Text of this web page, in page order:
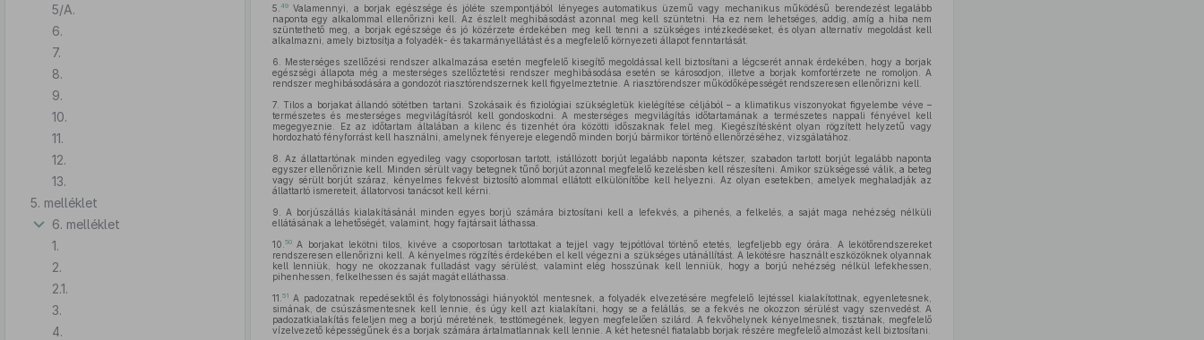
5/A.
6.
7.
8.
9.
10.
11.
12.
13.
5. melléklet
6. melléklet
1.
2.
2.1.
3.
4.
5. 49Valamennyi, a borjak egészsége és jóléte szempontjából lényeges automatikus üzemű vagy mechanikus működésű berendezést legalább
naponta egy alkalommal ellenőrizni kell. Az észlelt meghibásodást azonnal meg kell szüntetni. Ha ez nem lehetséges, addig, amíg a hiba nem
szüntethető meg, a borjak egészsége és jó közérzete érdekében meg kell tenni a szükséges intézkedéseket, és olyan alternatív megoldást kell
alkalmazni, amely biztosítja a folyadék- és takarmányellátást és a megfelelő környezeti állapot fenntartását.
6.
Mesterséges szellőzési rendszer alkalmazása esetén megfelelő kisegítő megoldással kell biztosítani a légcserét annak érdekében, hogy a borjak
egészségi állapota még a mesterséges szellőztetési rendszer meghibásodása esetén se károsodjon, illetve a borjak komfortérzete ne romoljon. A
rendszer meghibásodására a gondozót riasztórendszernek kell figyelmeztetnie. A riasztórendszer működőképességét rendszeresen ellenőrizni kell.
7.
Tilos a borjakat állandó sötétben tartani. Szokásaik és fiziológiai szükségletük kielégítése céljából – a klimatikus viszonyokat figyelembe véve –
természetes és mesterséges megvilágításról kell gondoskodni. A mesterséges megvilágítás időtartamának a természetes nappali fényével kell
megegyeznie. Ez az időtartam általában a kilenc és tizenhét óra közötti időszaknak felel meg. Kiegészítésként olyan rögzített helyzetű vagy
hordozható fényforrást kell használni, amelynek fényereje elegendő minden borjú bármikor történő ellenőrzéséhez, vizsgálatához.
8.
Az állattartónak minden egyedileg vagy csoportosan tartott, istállózott borjút legalább naponta kétszer, szabadon tartott borjút legalább naponta
egyszer ellenőriznie kell. Minden sérült vagy betegnek tűnő borjút azonnal megfelelő kezelésben kell részesíteni. Amikor szükségessé válik, a beteg
vagy sérült borjút száraz, kényelmes fekvést biztosító alommal ellátott elkülönítőbe kell helyezni. Az olyan esetekben, amelyek meghaladják az
állattartó ismereteit, állatorvosi tanácsot kell kérni.
9.
A borjúszállás kialakításánál minden egyes borjú számára biztosítani kell a lefekvés, a pihenés, a felkelés, a saját maga nehézség nélküli
ellátásának a lehetőségét, valamint, hogy fajtársait láthassa.
10. 50A borjakat lekötni tilos, kivéve a csoportosan tartottakat a tejjel vagy tejpótlóval történő etetés, legfeljebb egy órára. A lekötőrendszereket
rendszeresen ellenőrizni kell. A kényelmes rögzítés érdekében el kell végezni a szükséges utánállítást. A lekötésre használt eszközöknek olyannak
kell lenniük, hogy ne okozzanak fulladást vagy sérülést, valamint elég hosszúnak kell lenniük, hogy a borjú nehézség nélkül lefekhessen,
pihenhessen, felkelhessen és saját magát elláthassa.
11. 51 A padozatnak repedésektől és folytonossági hiányoktól mentesnek, a folyadék elvezetésére megfelelő lejtéssel kialakítottnak, egyenletesnek,
simának, de csúszásmentesnek kell lennie, és úgy kell azt kialakítani, hogy se a felállás, se a fekvés ne okozzon sérülést vagy szenvedést. A
padozatkialakítás feleljen meg a borjú méretének, testtömegének, legyen megfelelően szilárd. A fekvőhelynek kényelmesnek, tisztának, megfelelő
vízelvezető képességűnek és a borjak számára ártalmatlannak kell lennie. A két hetesnél fiatalabb borjak részére megfelelő almozást kell biztosítani.